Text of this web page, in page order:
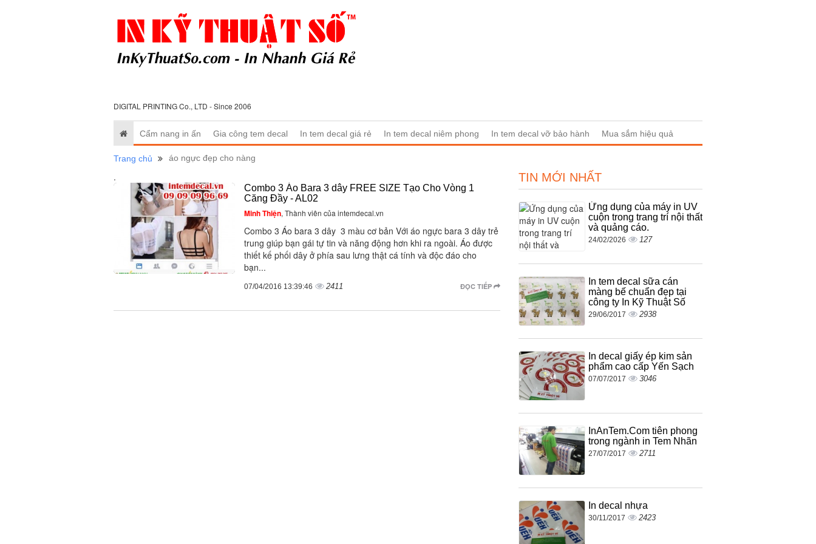
DIGITAL PRINTING Co., LTD - Since 2006
Cẩm nang in ấn Gia công tem decal In tem decal giá rẻ In tem decal niêm phong In tem decal vỡ bảo hành Mua sắm hiệu quả
Trang chủ áo ngực đẹp cho nàng
.
Combo 3 Áo Bara 3 dây FREE SIZE Tạo Cho Vòng 1
Căng Đầy - AL02
Minh Thiện, Thành viên của intemdecal.vn
Combo 3 Áo bara 3 dây 3 màu cơ bản Với áo ngực bara 3 dây trẻ
trung giúp bạn gái tự tin và năng động hơn khi ra ngoài. Áo được
thiết kế phối dây ở phía sau lưng thật cá tính và độc đáo cho
bạn...
ĐỌC TIẾP
07/04/2016 13:39:46 2411
TIN MỚI NHẤT
Ứng dụng của máy in UV
cuộn trong trang trí nội thất
và quảng cáo.
24/02/2026 127
In tem decal sữa cán
màng bế chuẩn đẹp tại
công ty In Kỹ Thuật Số
29/06/2017 2938
In decal giấy ép kim sản
phẩm cao cấp Yến Sạch
07/07/2017 3046
InAnTem.Com tiên phong
trong ngành in Tem Nhãn
27/07/2017 2711
In decal nhựa
30/11/2017 2423